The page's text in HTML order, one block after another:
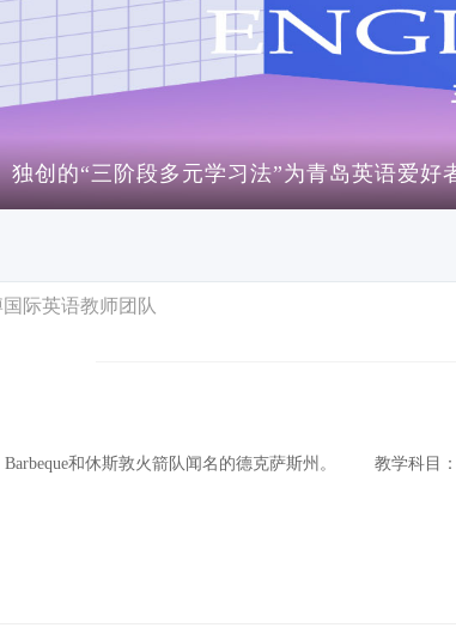
创的“三阶段多元学习法”为青岛英语爱
际英语教师团队
和休斯敦火箭队闻名的德克萨斯州。 教学科目：